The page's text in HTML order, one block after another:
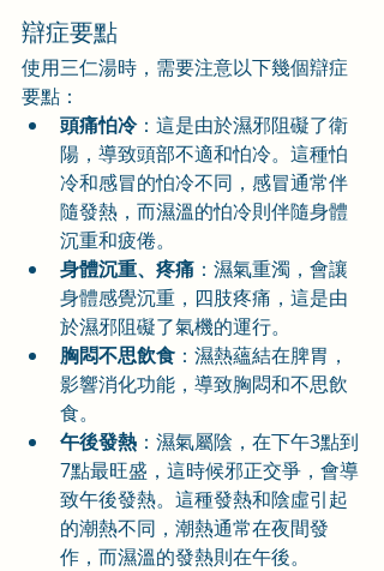
辯症要點
使用三仁湯時，需要注意以下幾個辯症
要點：
頭痛怕冷：這是由於濕邪阻礙了衛
陽，導致頭部不適和怕冷。這種怕
冷和感冒的怕冷不同，感冒通常伴
隨發熱，而濕溫的怕冷則伴隨身體
沉重和疲倦。
身體沉重、疼痛 ：濕氣重濁，會讓
身體感覺沉重，四肢疼痛，這是由
於濕邪阻礙了氣機的運行。
胸悶不思飲食 ：濕熱蘊結在脾胃，
影響消化功能，導致胸悶和不思飲
食。
午後發熱 ：濕氣屬陰，在下午3點到
7點最旺盛，這時候邪正交爭，會導
致午後發熱。這種發熱和陰虛引起
的潮熱不同，潮熱通常在夜間發
作，而濕溫的發熱則在午後。